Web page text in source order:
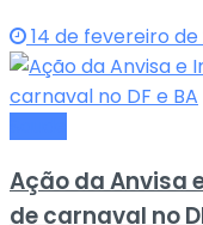
14 de fevereiro de
Ação da Anvisa
de carnaval no